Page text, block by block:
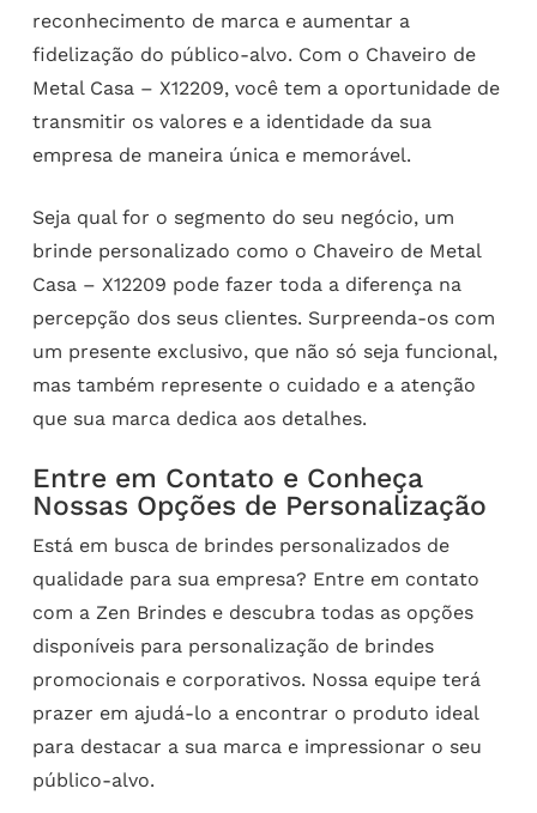
reconhecimento de marca e aumentar a
fidelização do público-alvo. Com o Chaveiro de
Metal Casa – X12209, você tem a oportunidade de
transmitir os valores e a identidade da sua
empresa de maneira única e memorável.
Seja qual for o segmento do seu negócio, um
brinde personalizado como o Chaveiro de Metal
Casa – X12209 pode fazer toda a diferença na
percepção dos seus clientes. Surpreenda-os com
um presente exclusivo, que não só seja funcional,
mas também represente o cuidado e a atenção
que sua marca dedica aos detalhes.
Entre em Contato e Conheça
Nossas Opções de Personalização
Está em busca de brindes personalizados de
qualidade para sua empresa? Entre em contato
com a Zen Brindes e descubra todas as opções
disponíveis para personalização de brindes
promocionais e corporativos. Nossa equipe terá
prazer em ajudá-lo a encontrar o produto ideal
para destacar a sua marca e impressionar o seu
público-alvo.